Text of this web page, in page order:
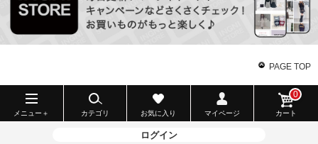
PAGE TOP
メニュー＋ カテゴリ お気に入り マイページ カート
0
ログイン